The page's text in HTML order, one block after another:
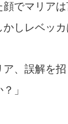
でマリア
しレベッ
ア、誤解を
」